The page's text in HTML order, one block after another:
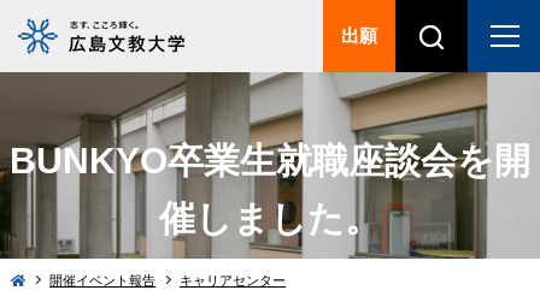
BUNKYO卒業生就職座談会を開
催しました。
開催イベント報告 キャリアセンター
出願